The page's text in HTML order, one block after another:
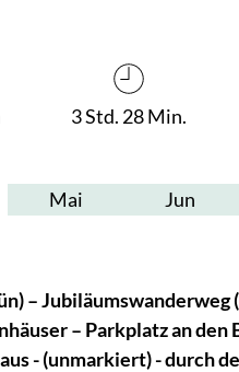
3 Std. 28 Min.
Mai Jun
–
– Parkplatz an
- (unmarkiert) - durch